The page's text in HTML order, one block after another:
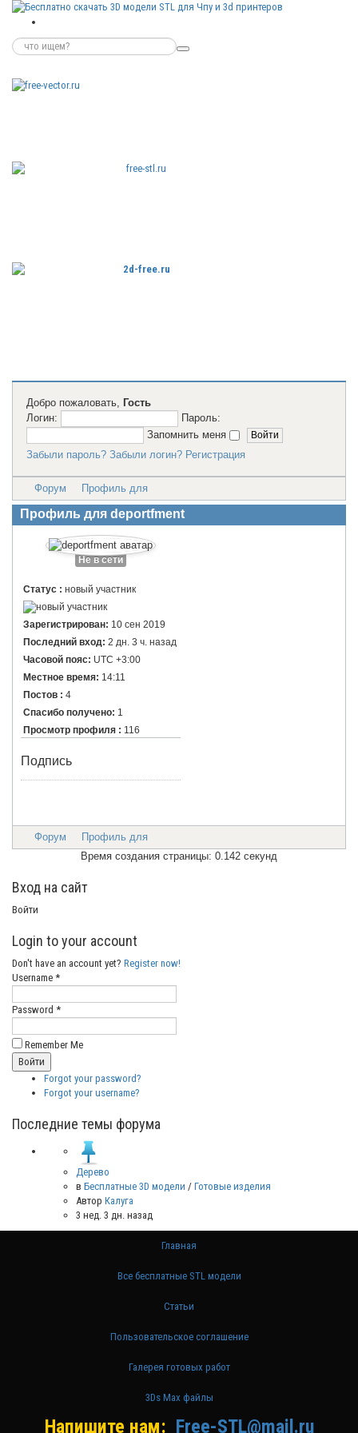
Добро пожаловать,
Гость
Логин:
Пароль:
Запомнить меня
Забыли пароль? Забыли логин? Регистрация
Форум Профиль для
Профиль для deportfment
Не в сети
Статус : новый участник
Зарегистрирован: 10 сен 2019
Последний вход: 2 дн. 3 ч. назад
Часовой пояс: UTC +3:00
Местное время: 14:11
Постов : 4
Спасибо получено: 1
Просмотр профиля : 116
Подпись
Форум
Профиль для
Время создания страницы: 0.142 секунд
Вход на сайт
Войти
Login to your account
Don't have an account yet? Register now!
Username *
Password *
Remember Me
Forgot your password?
Forgot your username?
Последние темы форума
Дерево
в Бесплатные 3D модели / Готовые изделия
Автор Калуга
3 нед. 3 дн. назад
Главная
Все бесплатные STL модели
Статьи
Пользовательское соглашение
Галерея готовых работ
3Ds Max файлы
Напишите нам: Free-STL@mail.ru